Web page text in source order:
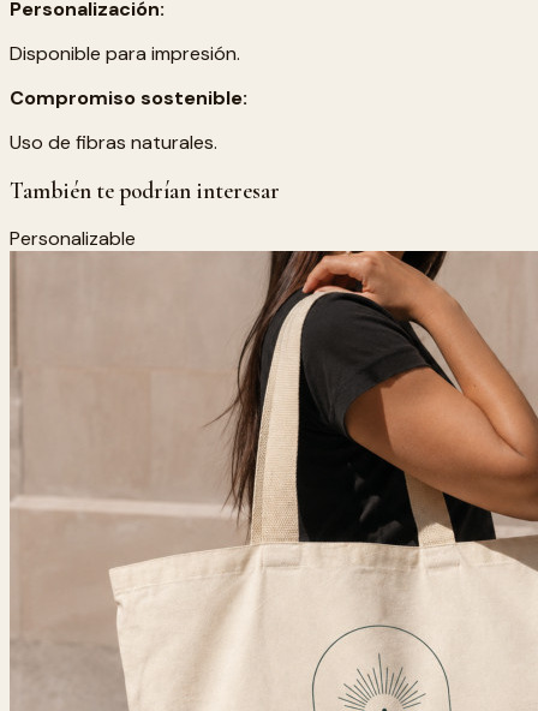
Personalización:
Disponible para impresión.
Compromiso sostenible:
Uso de fibras naturales.
También te podrían interesar
Personalizable